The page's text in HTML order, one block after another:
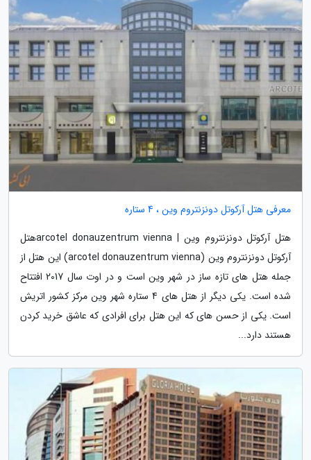
معرفی هتل آرکوتل دونزنتروم وین ، 4 ستاره
هتل آرکوتل دونزنتروم وین | arcotel donauzentrum viennaهتل
آرکوتل دونزنتروم وین (arcotel donauzentrum vienna) این هتل از
جمله هتل های تازه ساز در شهر وین است و در اوت سال 2017 افتتاح
شده است. یکی دیگر از هتل های 4 ستاره شهر وین مرکز کشور اتریش
است. یکی از حسن های که این هتل برای افرادی که عاشق خرید کردن
هستند دارد...